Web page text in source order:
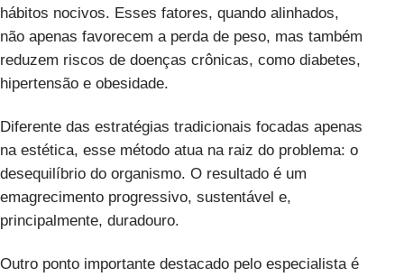
hábitos nocivos. Esses fatores, quando alinhados,
não apenas favorecem a perda de peso, mas também
reduzem riscos de doenças crônicas, como diabetes,
hipertensão e obesidade.
Diferente das estratégias tradicionais focadas apenas
na estética, esse método atua na raiz do problema: o
desequilíbrio do organismo. O resultado é um
emagrecimento progressivo, sustentável e,
principalmente, duradouro.
Outro ponto importante destacado pelo especialista é